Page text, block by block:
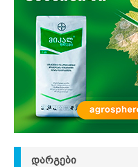
ᲓᲐᲠᲒᲔᲑᲘ